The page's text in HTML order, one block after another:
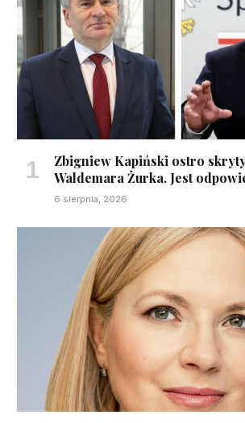
Zbigniew Kapiński ostro
Waldemara Żurka. Jest
6 sierpnia, 2026